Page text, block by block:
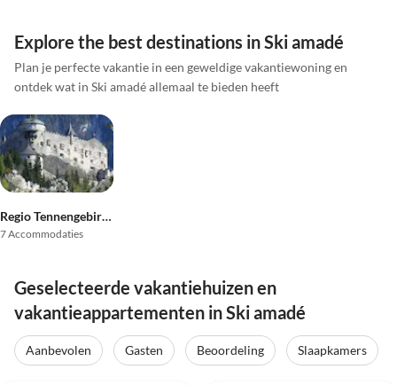
Explore the best destinations in Ski amadé
Plan je perfecte vakantie in een geweldige vakantiewoning en
ontdek wat in Ski amadé allemaal te bieden heeft
Regio Tennengebirge
7 Accommodaties
Geselecteerde vakantiehuizen en
vakantieappartementen in Ski amadé
Aanbevolen Gasten Beoordeling Slaapkamers
Top-
Advertentie
Top-
Advertentie